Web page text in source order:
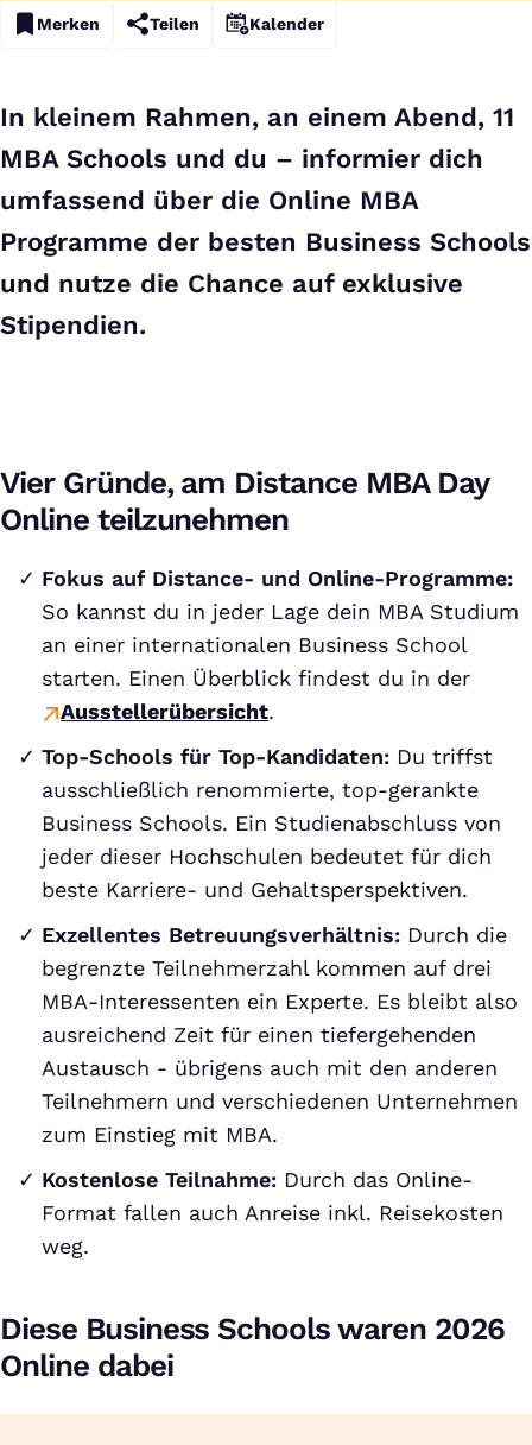
Merken Teilen Kalender
In kleinem Rahmen, an einem Abend, 11
MBA Schools und du – informier dich
umfassend über die Online MBA
Programme der besten Business Schools
und nutze die Chance auf exklusive
Stipendien.
Vier Gründe, am Distance MBA Day
Online teilzunehmen
Fokus auf Distance- und Online-Programme:
So kannst du in jeder Lage dein MBA Studium
an einer internationalen Business School
starten. Einen Überblick findest du in der
Ausstellerübersicht.
Top-Schools für Top-Kandidaten: Du triffst
ausschließlich renommierte, top-gerankte
Business Schools. Ein Studienabschluss von
jeder dieser Hochschulen bedeutet für dich
beste Karriere- und Gehaltsperspektiven.
Exzellentes Betreuungsverhältnis: Durch die
begrenzte Teilnehmerzahl kommen auf drei
MBA-Interessenten ein Experte. Es bleibt also
ausreichend Zeit für einen tiefergehenden
Austausch - übrigens auch mit den anderen
Teilnehmern und verschiedenen Unternehmen
zum Einstieg mit MBA.
Kostenlose Teilnahme: Durch das Online-
Format fallen auch Anreise inkl. Reisekosten
weg.
Diese Business Schools waren 2026
Online dabei